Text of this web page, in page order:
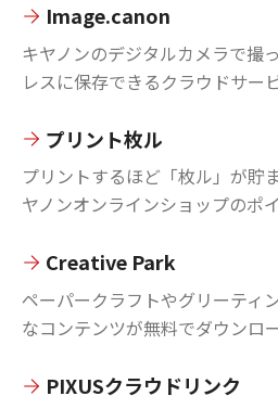
Image.canon
キヤノンのデジタルカメラで撮
レスに保存できるクラウドサー
プリント枚ル
プリントするほど「枚ル」が貯
ヤノンオンラインショップのポ
Creative Park
ペーパークラフトやグリーティ
なコンテンツが無料でダウンロ
PIXUSクラウドリンク